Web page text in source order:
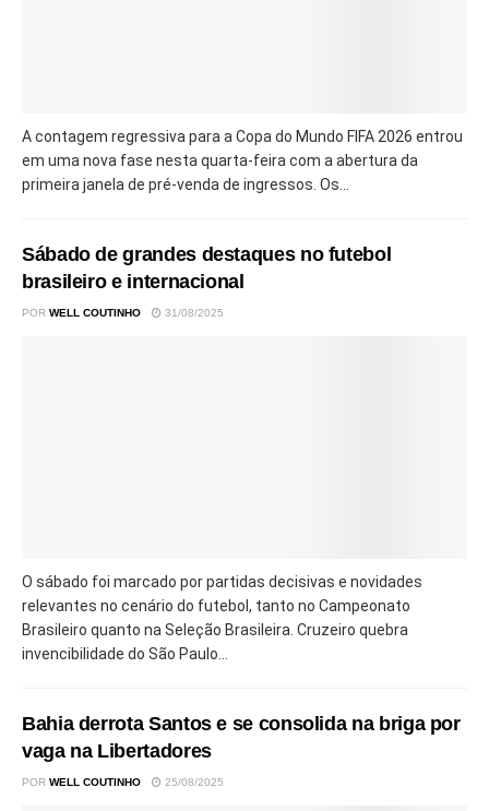
A contagem regressiva para a Copa do Mundo FIFA 2026 entrou
em uma nova fase nesta quarta-feira com a abertura da
primeira janela de pré-venda de ingressos. Os...
Sábado de grandes destaques no futebol
brasileiro e internacional
POR WELL COUTINHO 31/08/2025
O sábado foi marcado por partidas decisivas e novidades
relevantes no cenário do futebol, tanto no Campeonato
Brasileiro quanto na Seleção Brasileira. Cruzeiro quebra
invencibilidade do São Paulo...
Bahia derrota Santos e se consolida na briga por
vaga na Libertadores
POR WELL COUTINHO 25/08/2025